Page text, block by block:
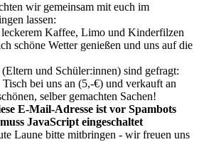
wir gemeinsam mit euch im
lassen:
Kaffee, Limo und Kinderfilzen
schöne Wetter genießen und uns auf die
und Schüler:innen) sind gefragt:
bei uns an (5,-€) und verkauft an
selber gemachten Sachen!
E-Mail-Adresse ist vor Spambots
JavaScript eingeschaltet
Laune bitte mitbringen - wir freuen uns